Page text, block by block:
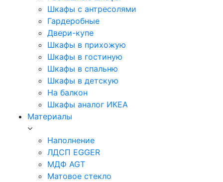
Шкафы с антресолями
Гардеробные
Двери-купе
Шкафы в прихожую
Шкафы в гостиную
Шкафы в спальню
Шкафы в детскую
На балкон
Шкафы аналог ИКЕА
Материалы
Наполнение
ЛДСП EGGER
МДФ AGT
Матовое стекло